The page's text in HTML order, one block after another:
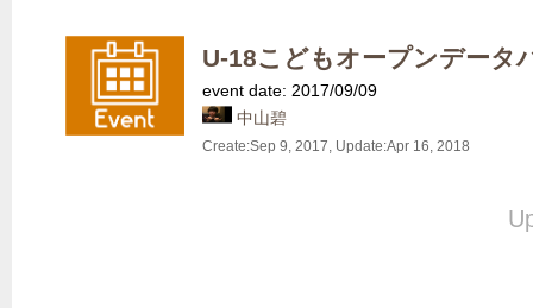
U-18こどもオープンデータ
event date: 2017/09/09
中山碧
Create:Sep 9, 2017, Update:Apr 16, 2018